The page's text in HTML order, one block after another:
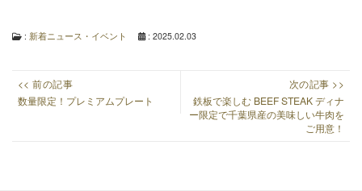
: 新着ニュース・イベント : 2025.02.03
投
稿
<< 前の記事
Previous
数量限定！プレミアムプレート
次の記事 >>
Next
post:
鉄板で楽しむ BEEF STEAK ディナ
ー限定で千葉県産の美味しい牛肉を
ご用意！